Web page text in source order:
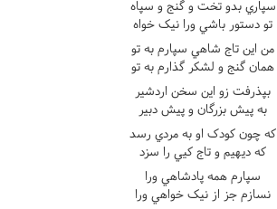
سپاري بدو تخت و گنج و سپاه
تو دستور باشي ورا نيک خواه
من اين تاج شاهي سپارم به تو
همان گنج و لشکر گذارم به تو
بپذرفت زو اين سخن اردشير
به پيش بزرگان و پيش دبير
که چون کودک او به مردي رسد
که ديهيم و تاج کيي را سزد
سپارم همه پادشاهي ورا
نسازم جز از نيک خواهي ورا